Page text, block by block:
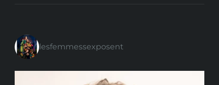
lesfemmessexposent